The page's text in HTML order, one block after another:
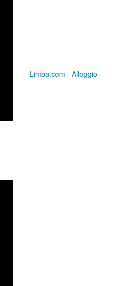
Limba.com - Alloggio